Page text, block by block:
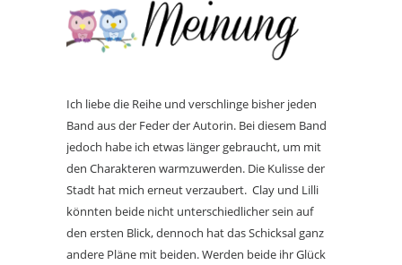
Ich liebe die Reihe und verschlinge bisher jeden
Band aus der Feder der Autorin. Bei diesem Band
jedoch habe ich etwas länger gebraucht, um mit
den Charakteren warmzuwerden. Die Kulisse der
Stadt hat mich erneut verzaubert. Clay und Lilli
könnten beide nicht unterschiedlicher sein auf
den ersten Blick, dennoch hat das Schicksal ganz
andere Pläne mit beiden. Werden beide ihr Glück